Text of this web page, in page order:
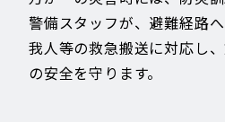
警備スタッフが、避難経路
我人等の救急搬送に対応し
の安全を守ります。